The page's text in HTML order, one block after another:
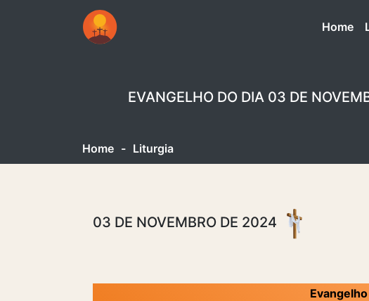
Home
EVANGELHO DO DIA 03 DE
Home - Liturgia
03 DE NOVEMBRO DE 2024
Evangelho